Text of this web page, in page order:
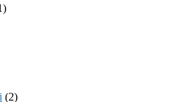
(2)